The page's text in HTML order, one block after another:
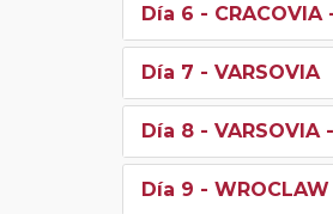
Día 6 - CRACOVIA
Día 7 - VARSOVIA
Día 8 - VARSOVIA
Día 9 -